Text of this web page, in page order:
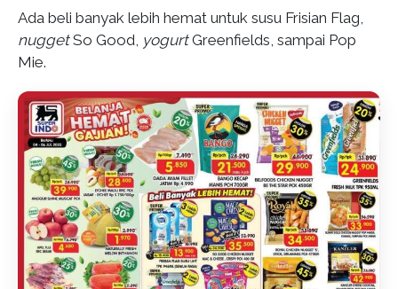
Ada beli banyak lebih hemat untuk susu Frisian Flag,
nuggetSo Good, yogurtGreenfields, sampai Pop
Mie.